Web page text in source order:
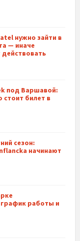
нужно зайти в
— иначе
под Варшавой:
стоит билет в
сезон:
начинают
работы и